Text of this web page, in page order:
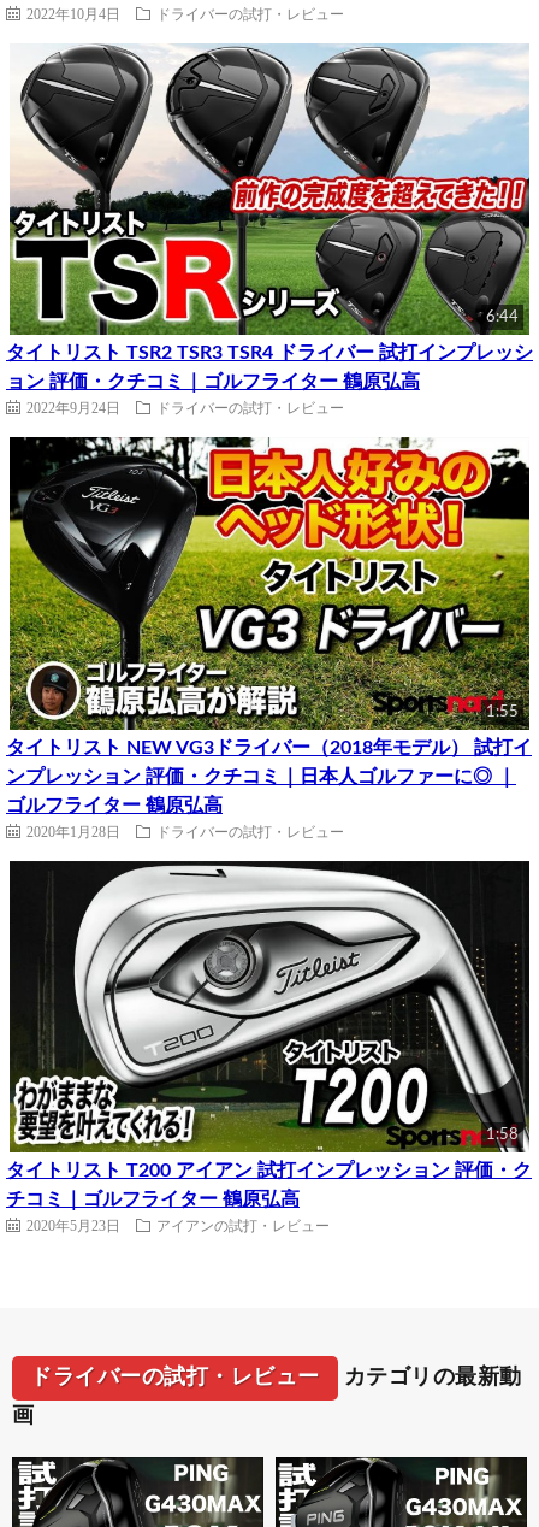
2022年10月4日 ドライバーの試打・レビュー
6:44
タイトリスト TSR2 TSR3 TSR4 ドライバー 試打インプレッシ
ョン 評価・クチコミ｜ゴルフライター 鶴原弘高
2022年9月24日 ドライバーの試打・レビュー
1:55
タイトリスト NEW VG3ドライバー（2018年モデル） 試打イ
ンプレッション 評価・クチコミ｜日本人ゴルファーに◎ ｜
ゴルフライター 鶴原弘高
2020年1月28日 ドライバーの試打・レビュー
1:58
タイトリスト T200 アイアン 試打インプレッション 評価・ク
チコミ｜ゴルフライター 鶴原弘高
2020年5月23日 アイアンの試打・レビュー
ドライバーの試打・レビュー
カテゴリの最新動
画